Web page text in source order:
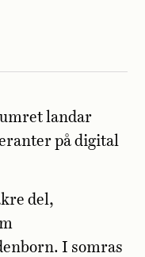
landar
på digital
del,
I somras